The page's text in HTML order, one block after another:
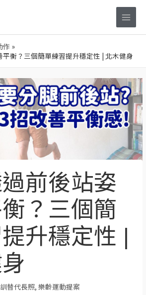
Main
作
衡？三個簡單練習提升穩定性 | 北木健身
前後站姿
？三個簡
升穩定性 |
替代長照,樂齡運動提案